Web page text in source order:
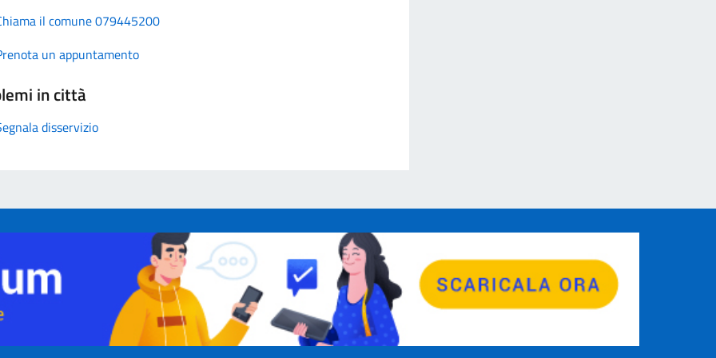
il comune 079445200
un appuntamento
in città
disservizio